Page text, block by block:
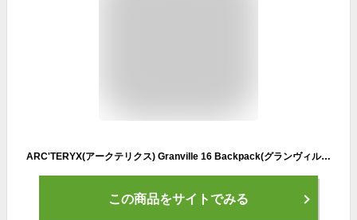
ARC'TERYX(アークテリクス) Granville 16 Backpack(グランヴィル16バックパック)【Black】
この商品をサイトでみる